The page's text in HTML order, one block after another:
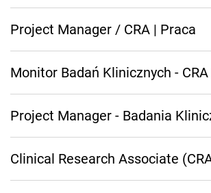
Project Manager / CRA | Praca
Monitor Badań Klinicznych -
Project Manager - Badania
Clinical Research Associate